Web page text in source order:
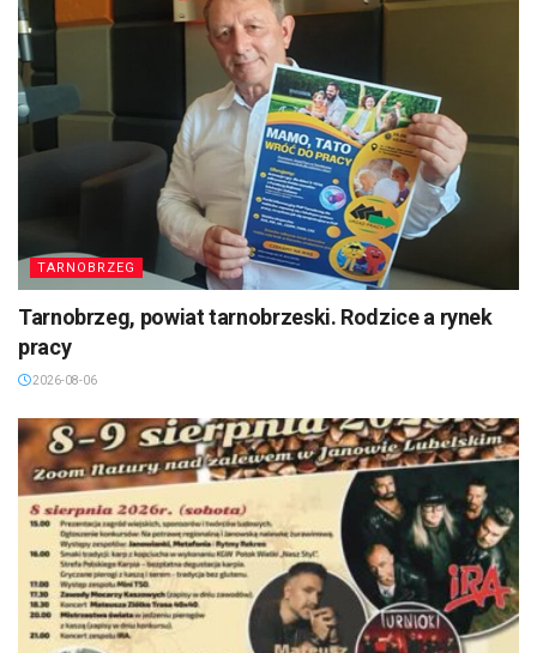
TARNOBRZEG
Tarnobrzeg, powiat tarnobrzeski. Rodzice a rynek
pracy
2026-08-06